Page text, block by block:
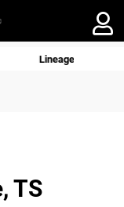
Quyền lực và tài phú sẽ
TS